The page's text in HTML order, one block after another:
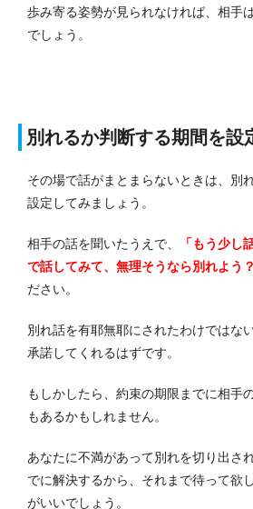
歩み寄る姿勢が見られなければ、相手
でしょう。
別れるか判断する期間を設
その場で話がまとまらないときは、別
設定してみましょう。
相手の話を聞いたうえで、
「もう少し
で話してみて、無理そうなら別れよう？
ださい。
別れ話を有耶無耶にされたわけではな
承諾してくれるはずです。
もしかしたら、約束の期限までに相手
もあるかもしれません。
あなたに不満があって別れを切り出さ
でに解決するから、それまで待って欲
がいいでしょう。